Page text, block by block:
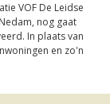
VOF De Leidse
nog gaat
In plaats van
en zo'n